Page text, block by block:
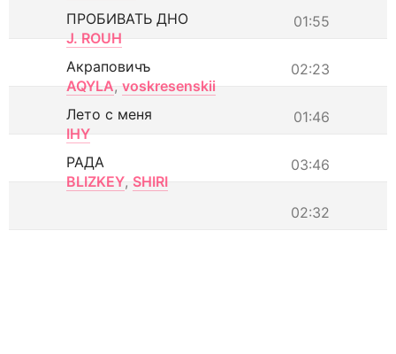
01:55
ПРОБИВАТЬ ДНО
J. ROUH
02:23
Акраповичъ
AQYLA, voskresenskii
01:46
Лето с меня
IHY
03:46
РАДА
BLIZKEY, SHIRI
02:32